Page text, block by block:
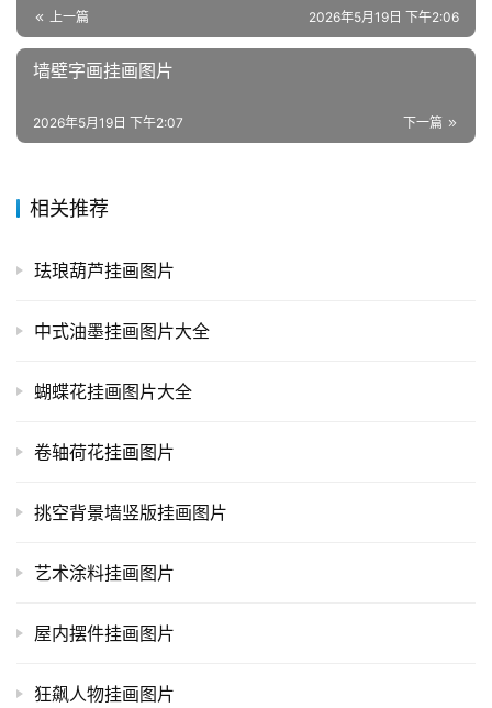
上一篇 2026年5月19日 下午2:06
墙壁字画挂画图片
下一篇
2026年5月19日 下午2:07
相关推荐
珐琅葫芦挂画图片
中式油墨挂画图片大全
蝴蝶花挂画图片大全
卷轴荷花挂画图片
挑空背景墙竖版挂画图片
艺术涂料挂画图片
屋内摆件挂画图片
狂飙人物挂画图片